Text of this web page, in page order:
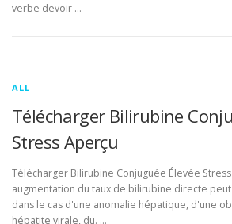
verbe devoir …
ALL
Télécharger Bilirubine
Stress Aperçu
Télécharger Bilirubine Conjuguée Élevée
augmentation du taux de bilirubine directe
dans le cas d'une anomalie hépatique, d'une
hépatite virale, du. …